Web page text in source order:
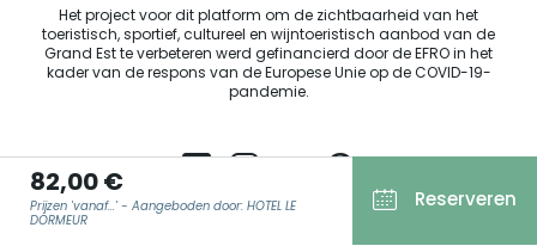
82,00 €
Prijzen 'vanaf...' - Aangeboden door: HOTEL LE
DORMEUR
Reserveren
Het project voor dit platform om de zichtbaarheid van het
toeristisch, sportief, cultureel en wijntoeristisch aanbod van de
Grand Est te verbeteren werd gefinancierd door de EFRO in het
kader van de respons van de Europese Unie op de COVID-19-
pandemie.
Agence Régionale du Tourisme Grand Est ©2026 - Alle rechten